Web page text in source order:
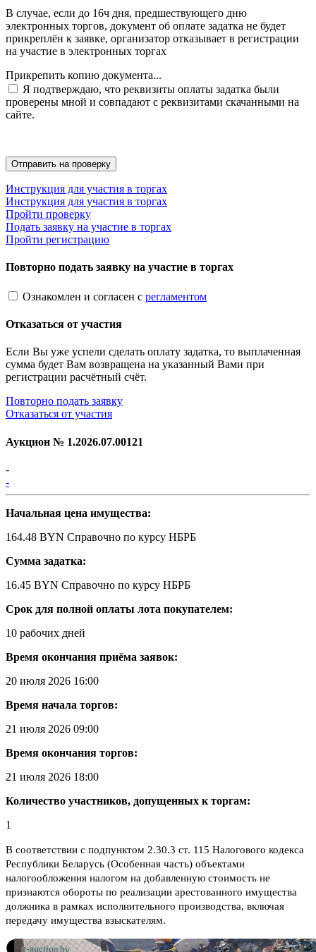
В случае, если до 16ч дня, предшествующего дню
электронных торгов, документ об оплате задатка не будет
прикреплён к заявке, организатор отказывает в регистрации
на участие в электронных торгах
Прикрепить копию документа...
Я подтверждаю, что реквизиты оплаты задатка были
проверены мной и совпадают с реквизитами скачанными на
сайте.
Инструкция для участия в торгах
Инструкция для участия в торгах
Пройти проверку
Подать заявку на участие в торгах
Пройти регистрацию
Повторно подать заявку на участие в торгах
Ознакомлен и согласен с регламентом
Отказаться от участия
Если Вы уже успели сделать оплату задатка, то выплаченная
сумма будет Вам возвращена на указанный Вами при
регистрации расчётный счёт.
Повторно подать заявку
Отказаться от участия
Аукцион № 1.2026.07.00121
-
-
Начальная цена имущества:
164.48 BYN Справочно по курсу НБРБ
Сумма задатка:
16.45 BYN Справочно по курсу НБРБ
Срок для полной оплаты лота покупателем:
10 рабочих дней
Время окончания приёма заявок:
20 июля 2026 16:00
Время начала торгов:
21 июля 2026 09:00
Время окончания торгов:
21 июля 2026 18:00
Количество участников, допущенных к торгам:
1
В соответствии с подпунктом 2.30.3 ст. 115 Налогового кодекса
Республики Беларусь (Особенная часть) объектами
налогообложения налогом на добавленную стоимость не
признаются обороты по реализации арестованного имущества
должника в рамках исполнительного производства, включая
передачу имущества взыскателям.